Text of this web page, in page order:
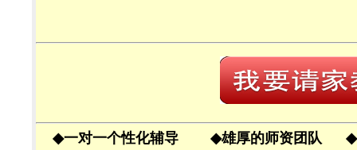
◆一对一个性化辅导 ◆雄厚的师资团队 ◆